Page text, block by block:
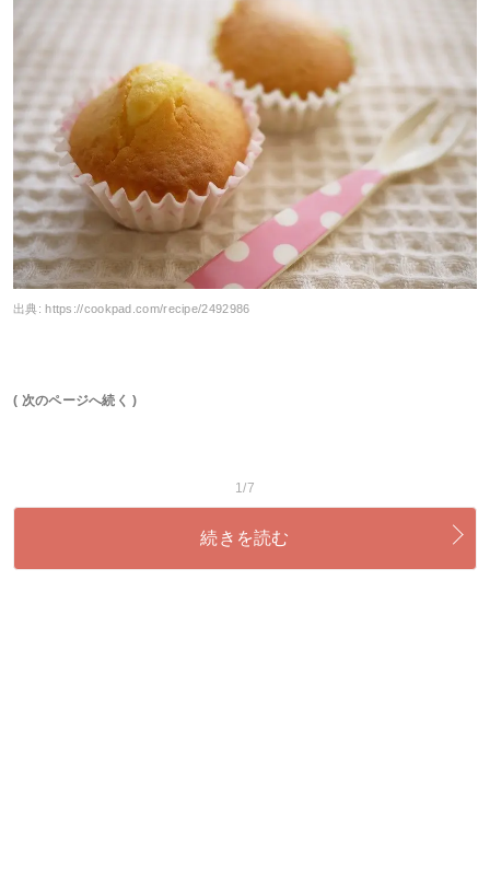
出典: https://cookpad.com/recipe/2492986
( 次のページへ続く )
1/7
続きを読む